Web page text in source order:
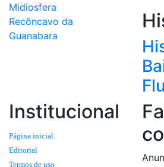
Midiosfera
Recôncavo da
Guanabara
Institucional
Página inicial
Editorial
Termos de uso